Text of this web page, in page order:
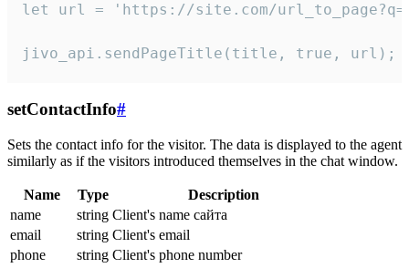
let url = 'https://site.com/
jivo_api.sendPageTitle(title, true, url);
setContactInfo#
Sets the contact info for the visitor. The data is displayed to the agent
similarly as if the visitors introduced themselves in the chat window.
Name Type
Description
name
string Client's name сайта
email
string Client's email
phone
string Client's phone number